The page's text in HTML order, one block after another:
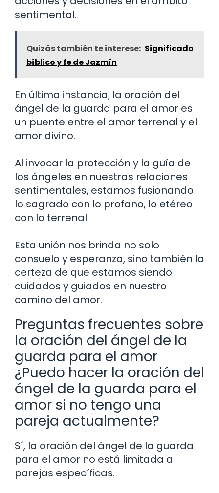
sentimental.
Quizás también te interese: Significado
bíblico y fe de Jazmín
En última instancia, la oración del
ángel de la guarda para el amor es
un puente entre el amor terrenal y el
amor divino.
Al invocar la protección y la guía de
los ángeles en nuestras relaciones
sentimentales, estamos fusionando
lo sagrado con lo profano, lo etéreo
con lo terrenal.
Esta unión nos brinda no solo
consuelo y esperanza, sino también la
certeza de que estamos siendo
cuidados y guiados en nuestro
camino del amor.
Preguntas frecuentes sobre
la oración del ángel de la
guarda para el amor
¿Puedo hacer la oración del
ángel de la guarda para el
amor si no tengo una
pareja actualmente?
Sí, la oración del ángel de la guarda
para el amor no está limitada a
parejas específicas.